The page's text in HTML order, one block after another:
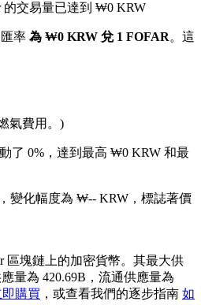
續合約
的交易量已達到 ₩0 KRW
率 為 ₩0 KRW 兌 1 FOFAR。這
氣費用。)
了 0%，達到最高 ₩0 KRW 和最
變化幅度為 ₩-- KRW，標誌著價
區塊鏈上的加密貨幣。其最大供
量為 420.69B，流通供應量為
即購買 ，或查看我們的逐步指南 如